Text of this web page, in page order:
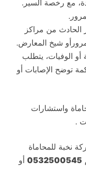
مع رخصة السير.
الحادث من مراكز
شيخ المعارض.
الوفيات، يتطلب
توضح الإصابات أو
واستشارات
.
نخبة للمحاماة
0532500545 أو